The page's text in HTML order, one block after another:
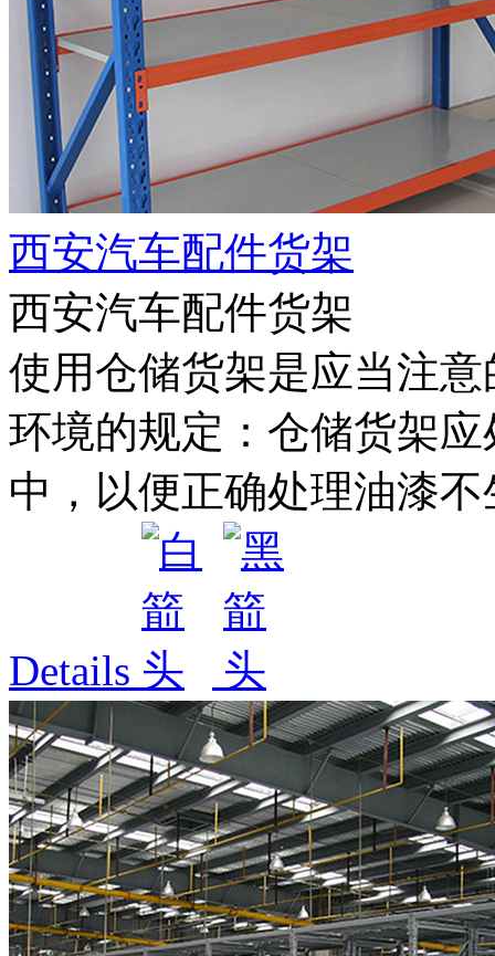
西安汽车配件货架
西安汽车配件货架
使用仓储货架是应当注
环境的规定：仓储货架
中，以便正确处理油漆
Details